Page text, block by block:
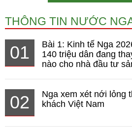
THÔNG TIN NƯỚC
01
Bài 1: Kinh tế Nga
140 triệu dân đang
nào cho nhà đầu tư
02
Nga xem xét nới lỏng
khách Việt Nam